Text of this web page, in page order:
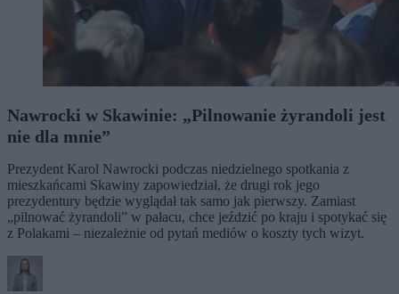
Nawrocki w Skawinie: „Pilnowanie żyrandoli jest
nie dla mnie”
Prezydent Karol Nawrocki podczas niedzielnego spotkania z
mieszkańcami Skawiny zapowiedział, że drugi rok jego
prezydentury będzie wyglądał tak samo jak pierwszy. Zamiast
„pilnować żyrandoli” w pałacu, chce jeździć po kraju i spotykać się
z Polakami – niezależnie od pytań mediów o koszty tych wizyt.